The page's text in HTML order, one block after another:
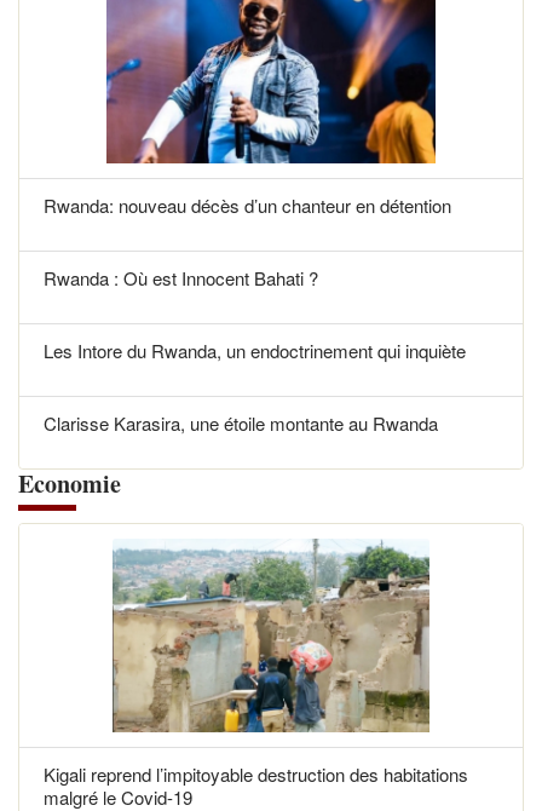
Rwanda: nouveau décès d’un chanteur en détention
Rwanda : Où est Innocent Bahati ?
Les Intore du Rwanda, un endoctrinement qui inquiète
Clarisse Karasira, une étoile montante au Rwanda
Economie
Kigali reprend l’impitoyable destruction des habitations
malgré le Covid-19